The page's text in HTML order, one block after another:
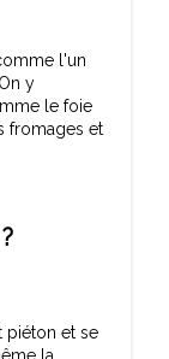
l'un
y
le foie
fromages et
piéton et se